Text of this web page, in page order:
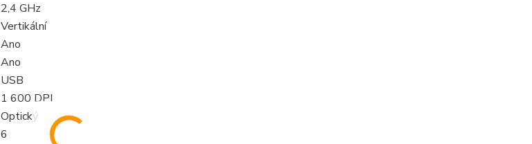
2,4 GHz
Vertikální
Ano
Ano
USB
1 600 DPI
Optický
6